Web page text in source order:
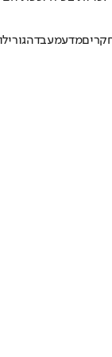
מדעמעבדה